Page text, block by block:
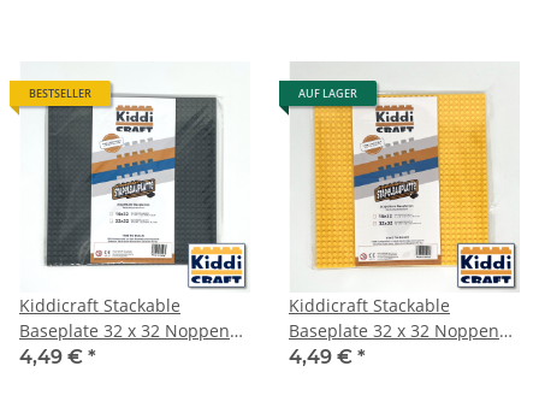
BESTSELLER
Kiddicraft Stackable
Baseplate 32 x 32 Noppen
(25,5 x 25,5cm) Dunkelgrau
4,49 € *
AUF LAGER
Kiddicraft Stackable
Baseplate 32 x 32 Noppen
(25,5 x 25,5cm) Gelb
4,49 € *